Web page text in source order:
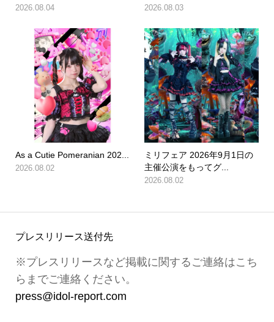
2026.08.04 2026.08.03
As a Cutie Pomeranian 202...
2026.08.02
ミリフェア 2026年9月1日の
主催公演をもってグ...
2026.08.02
プレスリリース送付先
※プレスリリースなど掲載に関するご連絡はこち
らまでご連絡ください。
press@idol-report.com